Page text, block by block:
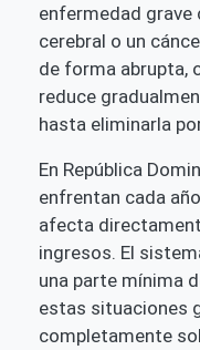
enfermedad grave
cerebral o un
de forma abrupta,
reduce
hasta eliminarla
En República
enfrentan cada
afecta
ingresos. El
una parte mínima
estas situaciones
completamente